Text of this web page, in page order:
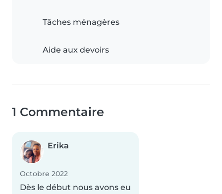
Tâches ménagères
Aide aux devoirs
1 Commentaire
Erika
Octobre 2022
Dès le début nous avons eu